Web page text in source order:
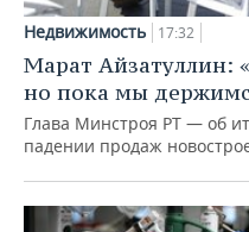
Недвижимость 17:32
Марат Айзатуллин:
но пока мы
Глава Минстроя РТ — об
падении продаж